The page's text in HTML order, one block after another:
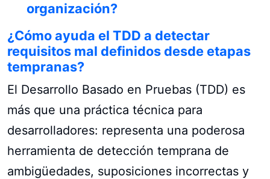
organización?
¿Cómo ayuda el TDD a detectar
requisitos mal definidos desde etapas
tempranas?
El Desarrollo Basado en Pruebas (TDD) es
más que una práctica técnica para
desarrolladores: representa una poderosa
herramienta de detección temprana de
ambigüedades, suposiciones incorrectas y